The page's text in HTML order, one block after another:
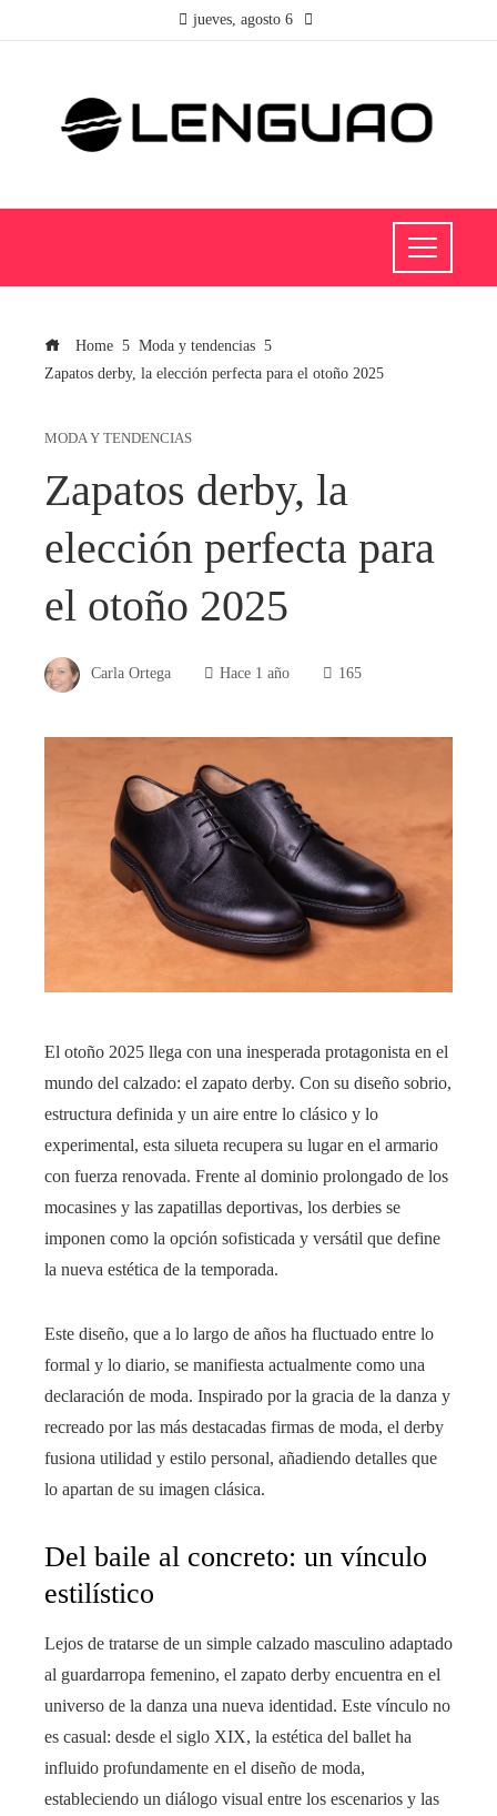
jueves, agosto 6
Home
Moda y tendencias
Zapatos derby, la elección perfecta para el otoño 2025
MODA Y TENDENCIAS
Zapatos derby, la
elección perfecta para
el otoño 2025
Carla Ortega Hace 1 año 165
El otoño 2025 llega con una inesperada protagonista en el
mundo del calzado: el zapato derby. Con su diseño sobrio,
estructura definida y un aire entre lo clásico y lo
experimental, esta silueta recupera su lugar en el armario
con fuerza renovada. Frente al dominio prolongado de los
mocasines y las zapatillas deportivas, los derbies se
imponen como la opción sofisticada y versátil que define
la nueva estética de la temporada.
Este diseño, que a lo largo de años ha fluctuado entre lo
formal y lo diario, se manifiesta actualmente como una
declaración de moda. Inspirado por la gracia de la danza y
recreado por las más destacadas firmas de moda, el derby
fusiona utilidad y estilo personal, añadiendo detalles que
lo apartan de su imagen clásica.
Del baile al concreto: un vínculo
estilístico
Lejos de tratarse de un simple calzado masculino adaptado
al guardarropa femenino, el zapato derby encuentra en el
universo de la danza una nueva identidad. Este vínculo no
es casual: desde el siglo XIX, la estética del ballet ha
influido profundamente en el diseño de moda,
estableciendo un diálogo visual entre los escenarios y las